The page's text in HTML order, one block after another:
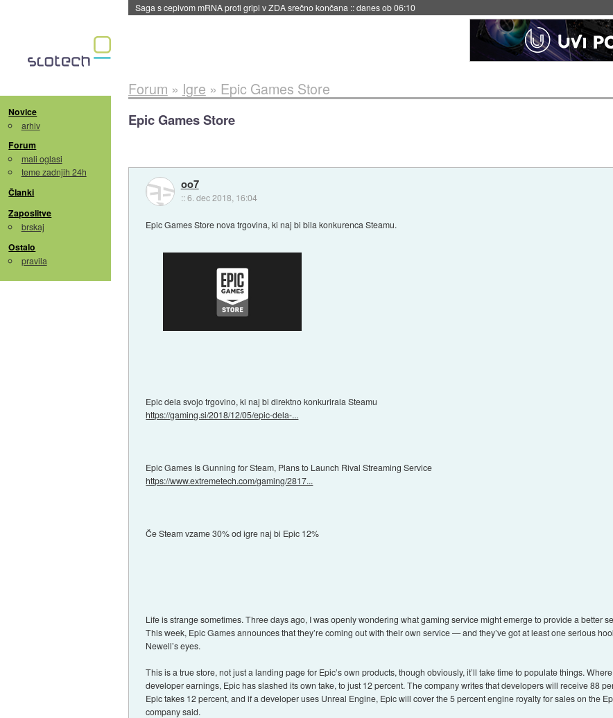
BMW v vozilih začel predvajati reklame::danes ob 06:09
Novice
arhiv
Forum
mali oglasi
teme zadnjih 24h
Članki
Zaposlitve
brskaj
Ostalo
pravila
Forum » Igre » Epic Games Store
Epic Games Store
oo7
::6. dec 2018, 16:04
Epic Games Store nova trgovina, ki naj bi bila konkurenca Steamu.
Epic dela svojo trgovino, ki naj bi direktno konkurirala Steamu
https://gaming.si/2018/12/05/epic-dela-...
Epic Games Is Gunning for Steam, Plans to Launch Rival Streaming Service
https://www.extremetech.com/gaming/2817...
Če Steam vzame 30% od igre naj bi Epic 12%
Life is strange sometimes. Three days ago, I was openly wondering what gaming service might emerge to provide a better
This week, Epic Games announces that they’re coming out with their own service — and they’ve got at least one serious
Newell’s eyes.
This is a true store, not just a landing page for Epic’s own products, though obviously, it’ll take time to populate things.
developer earnings, Epic has slashed its own take, to just 12 percent. The company writes that developers will receive 88
Epic takes 12 percent, and if a developer uses Unreal Engine, Epic will cover the 5 percent engine royalty for sales on the
company said.